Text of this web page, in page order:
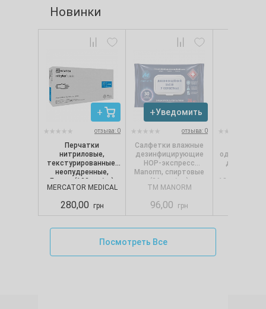
Новинки
отзыва: 0
Перчатки
нитриловые,
текстурированные,
неопудренные,
Белые (100 шт/уп)
Nitrylex CLASSIC,
MERCATOR MEDICAL
280,00 грн
Уведомить
отзыва: 0
Салфетки влажные
дезинфицирующие
НОР-экспресс
Manorm, спиртовые
(36 шт./уп.)
TM MANORM
96,00 грн
для
18х24 см
Посмотреть Все